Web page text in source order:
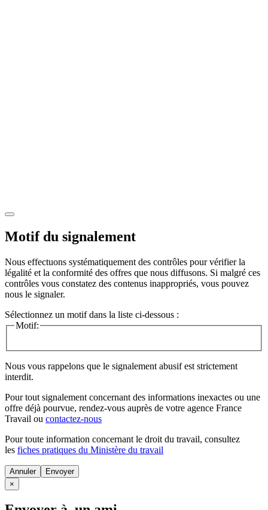
Motif du signalement
Nous effectuons systématiquement des contrôles pour vérifier la
légalité et la conformité des offres que nous diffusons. Si malgré ces
contrôles vous constatez des contenus inappropriés, vous pouvez
nous le signaler.
Sélectionnez un motif dans la liste ci-dessous :
Motif:
Nous vous rappelons que le signalement abusif est strictement
interdit.
Pour tout signalement concernant des informations inexactes ou une
offre déjà pourvue, rendez-vous auprès de votre agence France
Travail ou contactez-nous
Pour toute information concernant le droit du travail, consultez
les fiches pratiques du Ministère du travail
Annuler
×